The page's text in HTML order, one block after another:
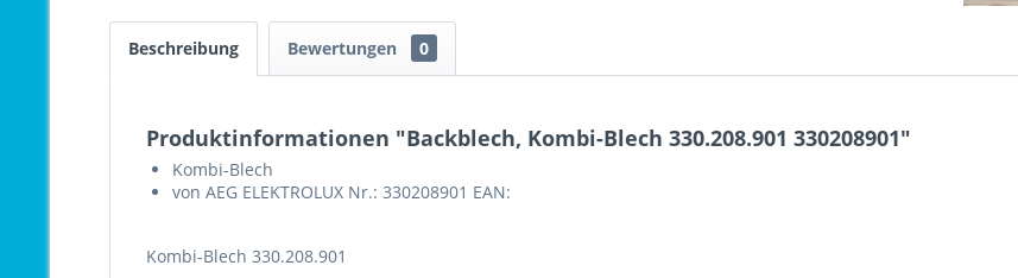
Beschreibung Bewertungen 0
Produktinformationen "Backblech, Kombi-Blech 330.208.901 330208901"
Kombi-Blech
von AEG ELEKTROLUX Nr.: 330208901 EAN:
Kombi-Blech 330.208.901